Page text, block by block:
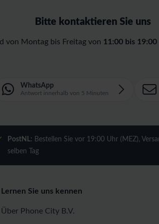
Bitte kontaktieren Sie uns
von Montag bis Freitag von 11:00 bis
WhatsApp
Antwort innerhalb von 5 Minuten
PostNL: Bestellen Sie vor 19:00 Uhr (MEZ),
selben Tag
Lernen Sie uns kennen
Über Phone City B.V.